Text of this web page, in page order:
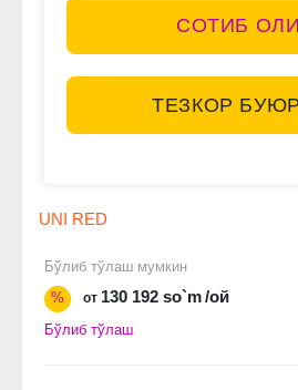
СОТИБ
ТЕЗКОР
UNI RED
Бўлиб тўлаш мумкин
%
от 130 192 so`m/ой
Бўлиб тўлаш